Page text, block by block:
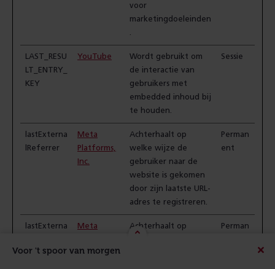
Voor 't spoor van morgen
voor
marketingdoeleinden
.
LAST_RESU
LT_ENTRY_
KEY
YouTube
Wordt gebruikt om
de interactie van
gebruikers met
embedded inhoud bij
te houden.
Sessie
lastExterna
lReferrer
Meta
Platforms,
Inc.
Achterhaalt op
welke wijze de
gebruiker naar de
website is gekomen
door zijn laatste URL-
adres te registreren.
Perman
ent
lastExterna
me
Meta
Inc.
Achterhaalt op
Perman